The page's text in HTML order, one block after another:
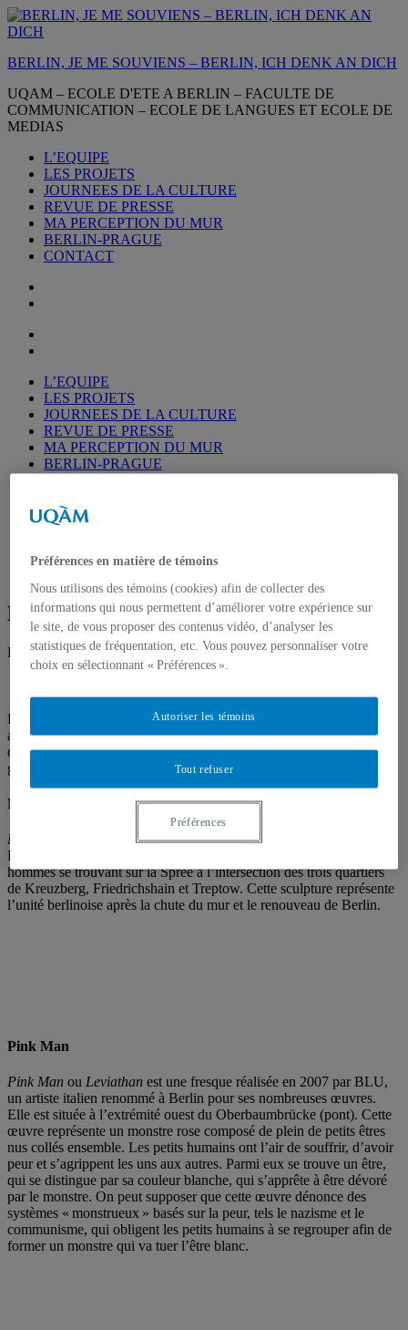
Aller
au
BERLIN, JE ME SOUVIENS – BERLIN, ICH DENK AN DICH
UQAM – ECOLE D'ETE A BERLIN – FACULTE DE
COMMUNICATION – ECOLE DE LANGUES ET ECOLE DE
MEDIAS
L’EQUIPE
LES PROJETS
JOURNEES DE LA CULTURE
REVUE DE PRESSE
MA PERCEPTION DU MUR
BERLIN-PRAGUE
CONTACT
L’EQUIPE
LES PROJETS
JOURNEES DE LA CULTURE
REVUE DE PRESSE
MA PERCEPTION DU MUR
BERLIN-PRAGUE
Accueil
L’Art de rue à Kreuzberg
Par Candice Mermet
Le quartier de Kreuzberg est un lieu incontournable pour les
amateurs d’art de rue. Il suffit de faire une petite promenade dans le
quartier pour se rendre compte que l’art de rue,que ce soit des
graffitis, des sculptures, des fresques murales, est omniprésent.
Molecule man
Molecule man,
inaugurée en 1999 par l’artiste américain Jonathan
Borofsky, est une énorme sculpture d’aluminium représentant trois
hommes se trouvant sur la Spree à l’intersection des trois quartiers
de Kreuzberg, Friedrichshain et Treptow. Cette sculpture représente
l’unité berlinoise après la chute du mur et le renouveau de Berlin.
Pink Man
Pink Man ou Leviathan est une fresque réalisée en 2007 par BLU,
un artiste italien renommé à Berlin pour ses nombreuses œuvres.
Elle est située à l’extrémité ouest du Oberbaumbrücke (pont). Cette
œuvre représente un monstre rose composé de plein de petits êtres
nus collés ensemble. Les petits humains ont l’air de souffrir, d’avoir
peur et s’agrippent les uns aux autres. Parmi eux se trouve un être,
qui se distingue par sa couleur blanche, qui s’apprête à être dévoré
par le monstre. On peut supposer que cette œuvre dénonce des
systèmes « monstrueux » basés sur la peur, tels le nazisme et le
communisme, qui obligent les petits humains à se regrouper afin de
former un monstre qui va tuer l’être blanc.
Préférences en matière de témoins
Nous utilisons des témoins (cookies) afin de collecter des
informations qui nous permettent d’améliorer votre expérience sur
le site, de vous proposer des contenus vidéo, d’analyser les
statistiques de fréquentation, etc. Vous pouvez personnaliser votre
choix en sélectionnant « Préférences ».
Tout refuser
Autoriser les témoins
Préférences